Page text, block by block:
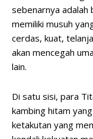
sebenarnya adalah
memiliki musuh
cerdas, kuat,
akan mencegah
lain.
Di satu sisi, para
kambing hitam
ketakutan yang